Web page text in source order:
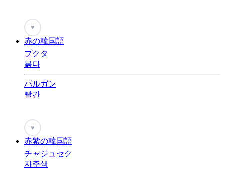
♥
赤の韓国語
プクタ
붉다
パルガン
빨간
♥
赤紫の韓国語
チャジュセク
자주색